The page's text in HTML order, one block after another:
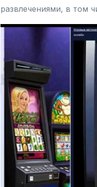
развлечениями, в том